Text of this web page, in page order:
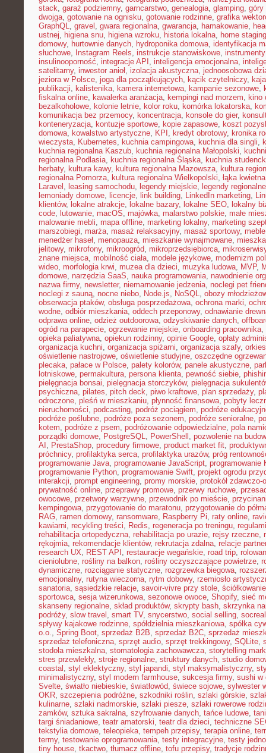
stack, garaż podziemny, garncarstwo, genealogia, glamping, góry
dwojga, gotowanie na ognisku, gotowanie rodzinne, grafika
GraphQL, gravel , gwara regionalna, gwarancja, hamakowanie,
ustnej, higiena snu, higiena wzroku, historia lokalna, home staging
domowy, hurtownie danych, hydroponika domowa, identyfikacja
słuchowe, Instagram Reels, instrukcje stanowiskowe,
insulinooporność, integracje API , inteligencja emocjonalna,
satelitarny, inwestor anioł, izolacja akustyczna, jednoosobowa
jeziora w Polsce, joga dla początkujących, kącik czytelniczy,
publikacji, kalistenika, kamera internetowa, kampanie sezonowe,
fiskalna online, kawalerka aranżacja, kempingi nad morzem, kino
bezalkoholowe, kolonie letnie, kolor roku, komórka lokatorska,
komunikacja bez przemocy, koncentracja, konsole do gier,
konteneryzacja, kontuzje sportowe, kopie zapasowe, koszt
domowa, kowalstwo artystyczne, KPI , kredyt obrotowy, kronika
wieczysta, Kubernetes, kuchnia campingowa, kuchnia dla singli,
kuchnia regionalna Kaszub, kuchnia regionalna Małopolski,
regionalna Podlasia, kuchnia regionalna Śląska, kuchnia
herbaty, kultura kawy, kultura regionalna Mazowsza, kultura
regionalna Pomorza, kultura regionalna Wielkopolski, łąka kwietna
Laravel , leasing samochodu, legendy miejskie, legendy regionalne
lemoniady domowe, licencje, link building, LinkedIn marketing,
klientów, lokalne atrakcje, lokalne bazary, lokalne SEO, lokalny
code, lutowanie, macOS, majówka, malarstwo polskie, małe
malowanie mebli, mapa offline, marketing lokalny, marketing
marszobiegi, marża, masaż relaksacyjny, masaż sportowy,
menedżer haseł, menopauza, mieszkanie wynajmowane,
jelitowy, mikrofony, mikroogród, mikroprzedsiębiorca,
znane miejsca, mobilność ciała, modele językowe, modernizm
wideo, morfologia krwi, muzea dla dzieci, muzyka ludowa, MVP,
domowe, narzędzia SaaS, nauka programowania, nawodnienie
nazwa firmy, newsletter, niemarnowanie jedzenia, noclegi pet
noclegi z sauną, nocne niebo, Node.js, NoSQL, obozy
obserwacja ptaków, obsługa posprzedażowa, ochrona marki,
wodne, odbiór mieszkania, oddech przeponowy, odnawianie
odprawa online, odzież outdoorowa, odzyskiwanie danych,
ogród na parapecie, ogrzewanie miejskie, onboarding pracownika,
opieka paliatywna, opiekun rodzinny, opinie Google, opłaty
organizacja kuchni, organizacja spiżarni, organizacja szafy,
oświetlenie nastrojowe, oświetlenie studyjne, oszczędne
plecaka, pałace w Polsce, palety kolorów, panele akustyczne,
lotniskowe, permakultura, persona klienta, pewność siebie,
pielęgnacja bonsai, pielęgnacja storczyków, pielęgnacja
psychiczna, pilates, pitch deck, piwo kraftowe, plan sprzedaży,
odroczone, pleśń w mieszkaniu, płynność finansowa, pobyty
nieruchomości, podcasting, podróż pociągiem, podróże
podróże poślubne, podróże poza sezonem, podróże senioralne,
kotem, podróże z psem, podróżowanie odpowiedzialne, pola
porządki domowe, PostgreSQL, PowerShell , pozwolenie na
AI , PrestaShop, procedury firmowe, product market fit,
próchnicy, profilaktyka serca, profilaktyka urazów, próg
programowanie Java, programowanie JavaScript, programowanie
programowanie Python, programowanie Swift, projekt ogrodu
interakcji, prompt engineering, promy morskie, protokół zdawczo-
prywatność online, przeprawy promowe, przerwy ruchowe,
owocowe, przetwory warzywne, przewodnik po mieście,
kempingowa, przygotowanie do maratonu, przygotowanie do
RAG, ramen domowy, ransomware, Raspberry Pi, raty online,
kawiarni, recykling treści, Redis, regeneracja po treningu,
rehabilitacja ortopedyczna, rehabilitacja po urazie, rejsy rzeczne,
rękojmia, rekomendacje klientów, rekrutacja zdalna, relacje
research UX, REST API , restauracje wegańskie, road trip,
cieniolubne, rośliny na balkon, rośliny oczyszczające powietrze,
dynamiczne, rozciąganie statyczne, rozgrzewka biegowa,
emocjonalny, rutyna wieczorna, rytm dobowy, rzemiosło
sanatoria, sąsiedzkie relacje, savoir-vivre przy stole, ściółkowanie
sportowca, sesja wizerunkowa, sezonowe owoce, Shopify, sieć
skanseny regionalne, skład produktów, skrypty bash, skrzynka
podróży, slow travel , smart TV, snycerstwo, social selling,
spływy kajakowe rodzinne, spółdzielnia mieszkaniowa, spółka
o.o., Spring Boot, sprzedaż B2B, sprzedaż B2C, sprzedaż
sprzedaż telefoniczna, sprzęt audio, sprzęt trekkingowy, SQLite,
stodoła mieszkalna, stomatologia zachowawcza, storytelling
stres przewlekły, stroje regionalne, struktury danych, studio
coastal , styl eklektyczny, styl japandi, styl maksymalistyczny,
minimalistyczny, styl modern farmhouse, sukcesja firmy, sushi w
Svelte, światło niebieskie, światłowód, świece sojowe, sylwester
OKR, szczepienia podróżne, szkodniki roślin, szlaki górskie,
kulinarne, szlaki nadmorskie, szlaki piesze, szlaki rowerowe
zamków, sztuka sakralna, szyfrowanie danych, tańce ludowe,
targi śniadaniowe, teatr amatorski, teatr dla dzieci, techniczne
tekstylia domowe, teleopieka, tempeh przepisy, terapia online,
termy, testowanie oprogramowania, testy integracyjne, testy
tiny house, tkactwo, tłumacz offline, tofu przepisy, tradycje